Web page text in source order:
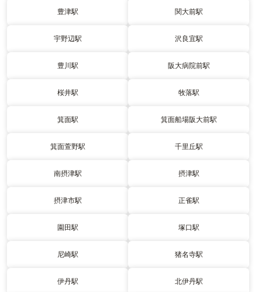
豊津駅 関大前駅
宇野辺駅 沢良宜駅
豊川駅 阪大病院前駅
桜井駅 牧落駅
箕面駅 箕面船場阪大前駅
箕面萱野駅 千里丘駅
南摂津駅 摂津駅
摂津市駅 正雀駅
園田駅 塚口駅
尼崎駅 猪名寺駅
伊丹駅 北伊丹駅